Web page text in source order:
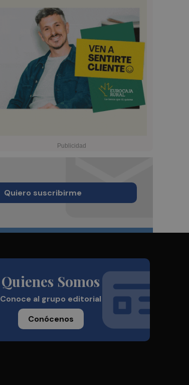
Quiero suscribirme
Quienes Somos
Conoce al grupo editorial
Conócenos